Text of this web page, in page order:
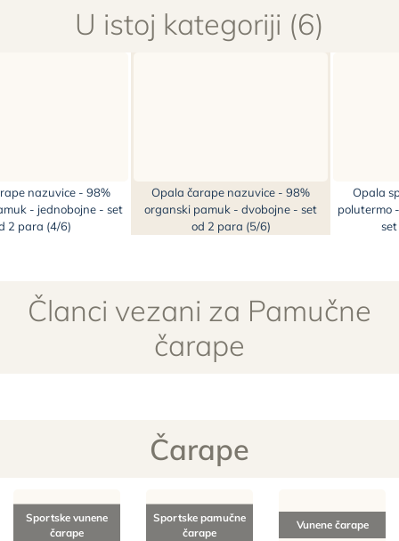
U istoj kategoriji (6)
nazuvice - 98%
- jednobojne - set
2 para (4/6)
Opala čarape nazuvice - 98%
organski pamuk - dvobojne - set
od 2 para (5/6)
Opala
polutermo
Članci vezani za Pamučne
čarape
Čarape
Sportske vunene
čarape
Sportske pamučne
čarape
Vunene čarape